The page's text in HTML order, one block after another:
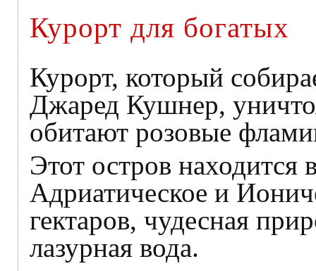
Курорт для богатых
Курорт, который
Джаред Кушнер,
обитают розовые
Этот остров находится
Адриатическое и
гектаров, чудесная
лазурная вода.